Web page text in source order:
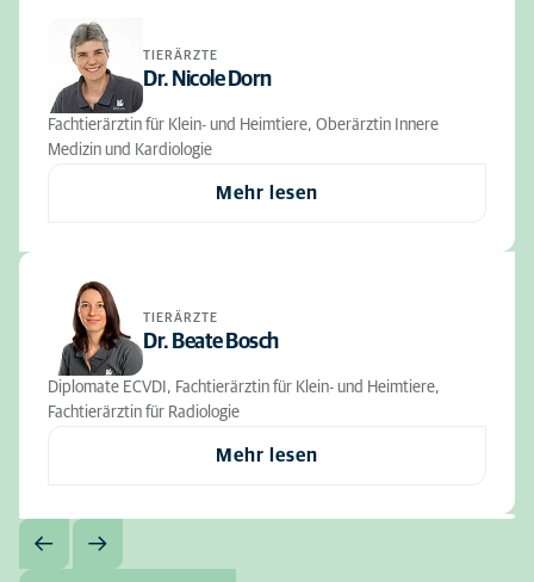
TIERÄRZTE
Dr. Nicole Dorn
Fachtierärztin für Klein- und Heimtiere, Oberärztin Innere
Medizin und Kardiologie
Mehr lesen
TIERÄRZTE
Dr. Beate Bosch
Diplomate ECVDI, Fachtierärztin für Klein- und Heimtiere,
Fachtierärztin für Radiologie
Mehr lesen